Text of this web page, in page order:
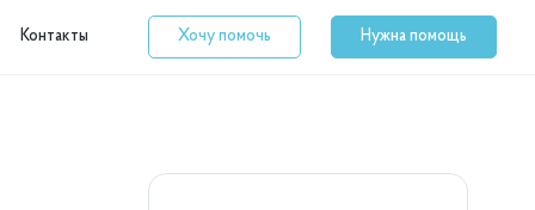
Контакты Хочу помочь Нужна помощь